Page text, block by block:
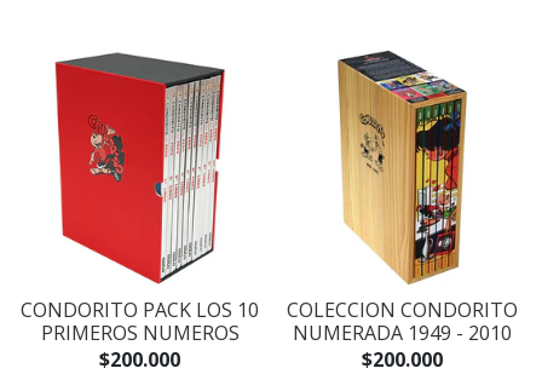
CONDORITO PACK LOS 10
PRIMEROS NUMEROS
$200.000
COLECCION CONDORITO
NUMERADA 1949 - 2010
$200.000